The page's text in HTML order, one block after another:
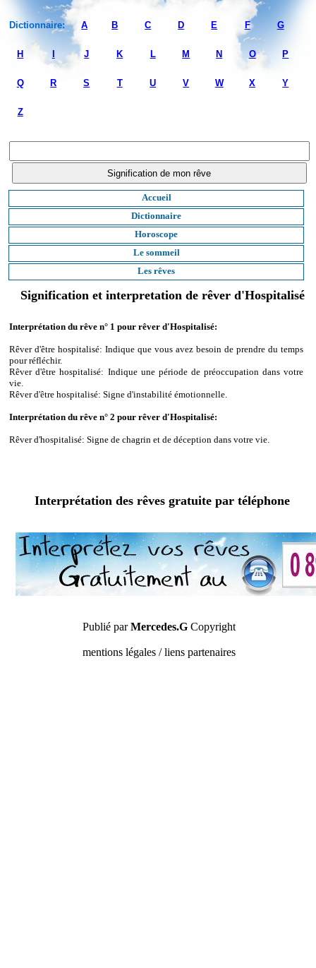
Dictionnaire: A B C D E F G
H J K L M N O P
Q R S T U V W X Y
Z
Accueil
Dictionnaire
Horoscope
Le sommeil
Les rêves
Signification et interpretation de rêver d'Hospitalisé
Interprétation du rêve n° 1 pour rêver d'Hospitalisé:
Rêver d'être hospitalisé: Indique que vous avez besoin de prendre du temps
pour réfléchir.
Rêver d'être hospitalisé: Indique une période de préoccupation dans votre
vie.
Rêver d'être hospitalisé: Signe d'instabilité émotionnelle.
Interprétation du rêve n° 2 pour rêver d'Hospitalisé:
Rêver d'hospitalisé: Signe de chagrin et de déception dans votre vie.
Interprétation des rêves gratuite par téléphone
Publié parMercedes.GCopyright
mentions légales / liens partenaires